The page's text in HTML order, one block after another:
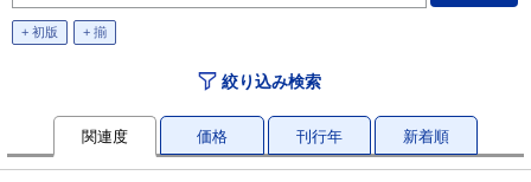
+ 初版 + 揃
絞り込み検索
関連度 価格 刊行年 新着順